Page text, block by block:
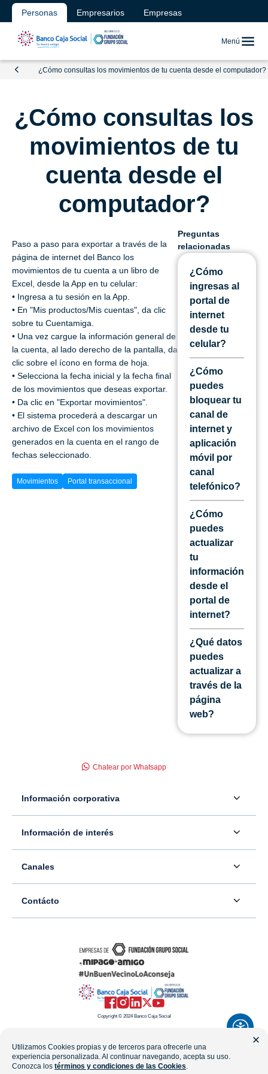
Personas Empresarios Empresas
Menú
¿Cómo consultas los movimientos de tu cuenta desde el computador?
¿Cómo consultas los
movimientos de tu
cuenta desde el
computador?
Paso a paso para exportar a través de la
página de internet del Banco los
movimientos de tu cuenta a un libro de
Excel, desde la App en tu celular:
• Ingresa a tu sesión en la App.
• En "Mis productos/Mis cuentas", da clic
sobre tu Cuentamiga.
• Una vez cargue la información general de
la cuenta, al lado derecho de la pantalla, da
clic sobre el ícono en forma de hoja.
• Selecciona la fecha inicial y la fecha final
de los movimientos que deseas exportar.
• Da clic en "Exportar movimientos".
• El sistema procederá a descargar un
archivo de Excel con los movimientos
generados en la cuenta en el rango de
fechas seleccionado.
Movimientos Portal transaccional
Preguntas
relacionadas
¿Cómo
ingresas al
portal de
internet
desde tu
celular?
¿Cómo
puedes
bloquear tu
canal de
internet y
aplicación
móvil por
canal
telefónico?
¿Cómo
puedes
actualizar
tu
información
desde el
portal de
internet?
¿Qué datos
puedes
actualizar a
través de la
página
web?
Información corporativa
Información para inversionistas
Sala de prensa
Información adicional
Trabaje con nosotros
Transparencia y acceso a la información pública
Política de Datos Personales
Información de interés
Servicio - Atención al Consumidor financiero
Tutoriales canales digitales
Términos y condiciones de uso de internet
Canales
Ubíquenos
Directorios alternos
Contácto
Chatear por Whatsapp
Bogotá - Colombia
Resto del país: 01-8000-910038
Línea Transparencia: 01-8000-112288
notificacionesjudiciales@fundaciongruposocial.co
Copyright © 2024 Banco Caja Social
WhatsApp
Utilizamos Cookies propias y de terceros para ofrecerle una
experiencia personalizada. Al continuar navegando, acepta su uso.
Conozca los términos y condiciones de las Cookies.